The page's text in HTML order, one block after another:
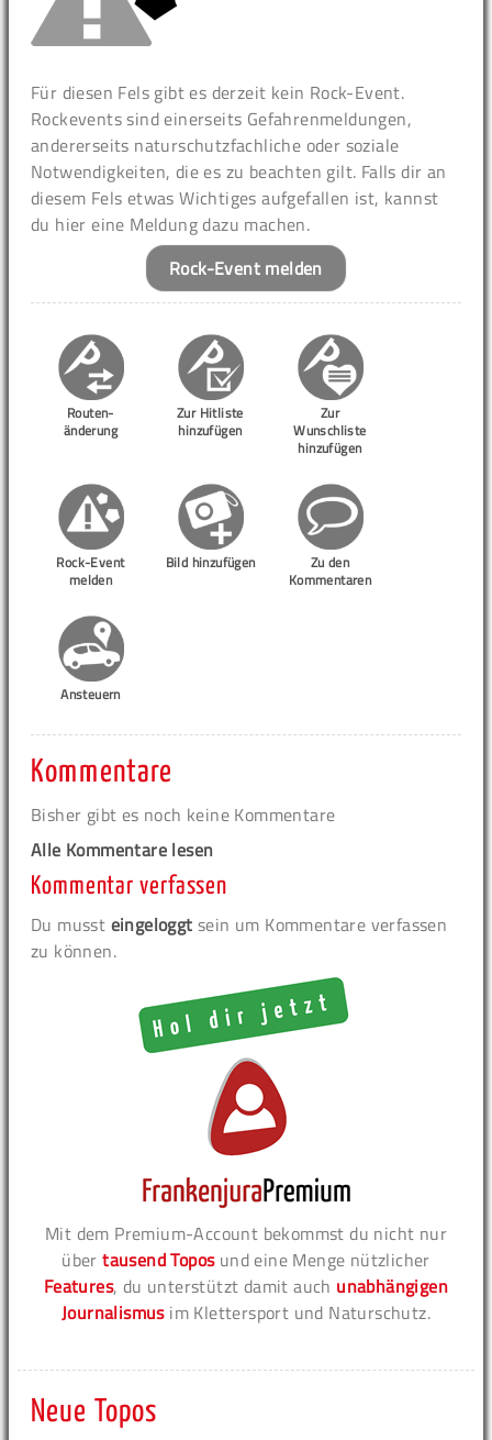
Für diesen Fels gibt es derzeit kein Rock-Event.
Rockevents sind einerseits Gefahrenmeldungen,
andererseits naturschutzfachliche oder soziale
Notwendigkeiten, die es zu beachten gilt. Falls dir an
diesem Fels etwas Wichtiges aufgefallen ist, kannst
du hier eine Meldung dazu machen.
Rock-Event melden
Routen-
änderung
Zur Hitliste
hinzufügen
Zur
Wunschliste
hinzufügen
Rock-Event
melden
Bild hinzufügen
Zu den
Kommentaren
Ansteuern
Kommentare
Bisher gibt es noch keine Kommentare
Alle Kommentare lesen
Kommentar verfassen
Du musst eingeloggt sein um Kommentare verfassen
zu können.
Mit dem Premium-Account bekommst du nicht nur
übertausend Toposund eine Menge nützlicher
Features, du unterstützt damit auch unabhängigen
Journalismusim Klettersport und Naturschutz.
Neue Topos